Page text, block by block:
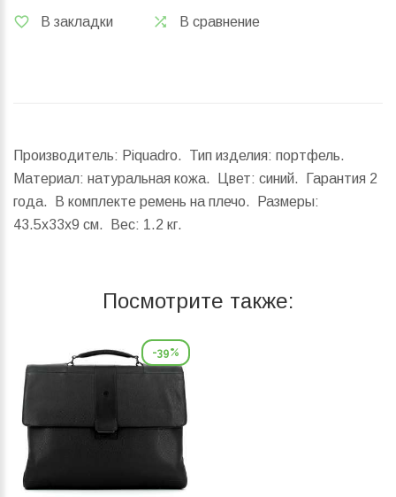
В закладки В сравнение
Производитель: Piquadro. Тип изделия: портфель.
Материал: натуральная кожа. Цвет: синий. Гарантия 2
года. В комплекте ремень на плечо.
Размеры:
43.5x33x9 см.
Вес: 1.2 кг.
Посмотрите также:
-39%